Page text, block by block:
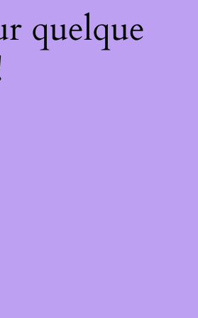
quelque